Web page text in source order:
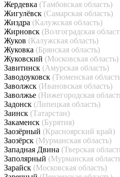
Жердевка (Тамбовская область)
Жигулёвск (Самарская область)
Жиздра (Калужская область)
Жирновск (Волгоградская
Жуков (Калужская область)
Жуковка (Брянская область)
Жуковский (Московская область)
Завитинск (Амурская область)
Заводоуковск (Тюменская
Заволжск (Ивановская область)
Заволжье (Нижегородская
Задонск (Липецкая область)
Заинск (Татарстан)
Закаменск (Бурятия)
Заозёрный (Красноярский край)
Заозёрск (Мурманская область)
Западная Двина (Тверская
Заполярный (Мурманская
Зарайск (Московская область)